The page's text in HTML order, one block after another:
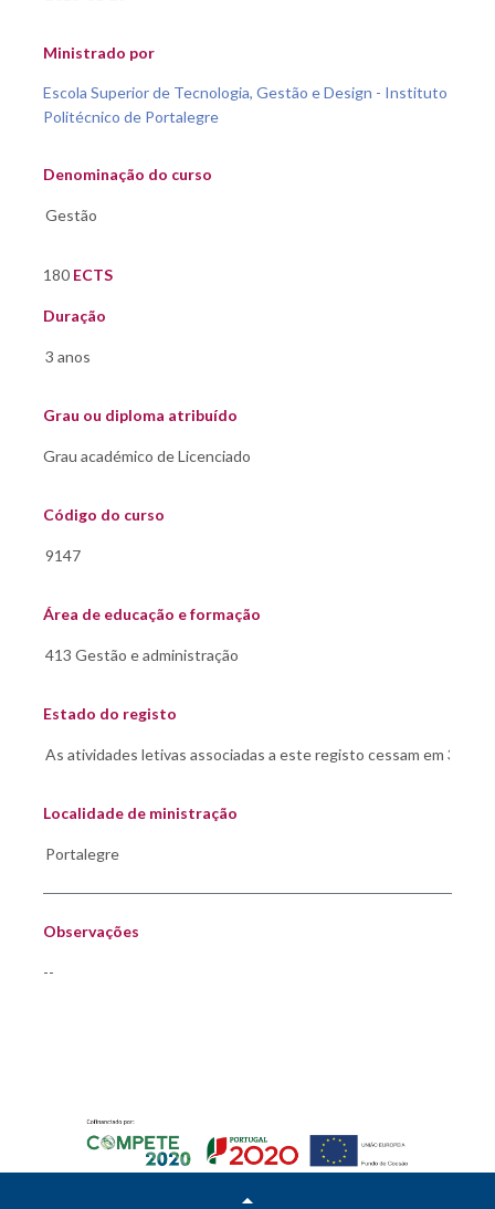
Ministrado por
Escola Superior de Tecnologia, Gestão e Design - Instituto
Politécnico de Portalegre
Denominação do curso
180 ECTS
Duração
Grau ou diploma atribuído
Código do curso
Área de educação e formação
Estado do registo
Localidade de ministração
Observações
--